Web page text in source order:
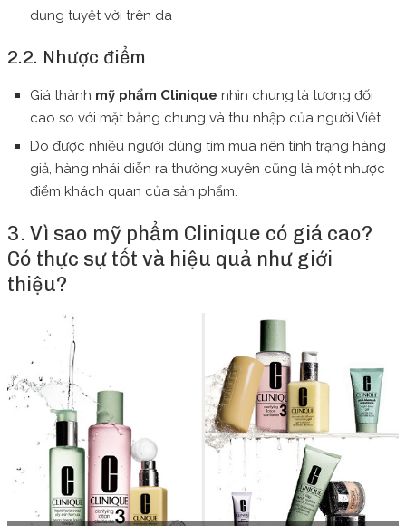
dụng tuyệt vời trên da
2.2. Nhược điểm
Giá thành mỹ phẩm Clinique nhìn chung là tương đối
cao so với mặt bằng chung và thu nhập của người Việt
Do được nhiều người dùng tìm mua nên tình trạng hàng
giả, hàng nhái diễn ra thường xuyên cũng là một nhược
điểm khách quan của sản phẩm.
3. Vì sao mỹ phẩm Clinique có giá cao?
Có thực sự tốt và hiệu quả như giới
thiệu?